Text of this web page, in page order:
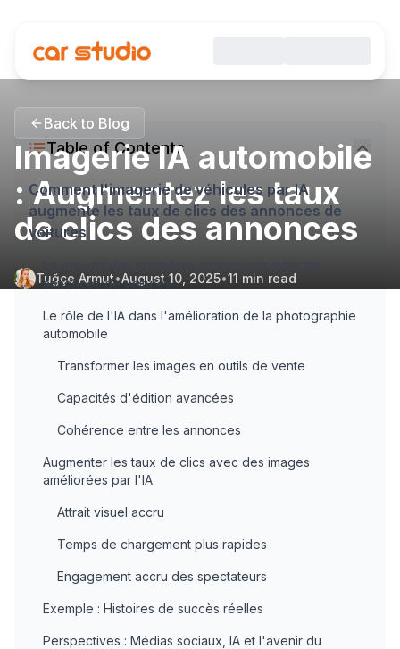
Back to Blog
Imagerie IA automobile
: Augmentez les taux
de clics des annonces
Tuğçe Armut•August 10, 2025•11 min read
Table of Contents
Comment l'imagerie de véhicules par IA
augmente les taux de clics des annonces de
voitures
annonces de voitures
Le rôle de l'IA dans l'amélioration de la photographie
automobile
Transformer les images en outils de vente
Capacités d'édition avancées
Cohérence entre les annonces
Augmenter les taux de clics avec des images
améliorées par l'IA
Attrait visuel accru
Temps de chargement plus rapides
Engagement accru des spectateurs
Exemple : Histoires de succès réelles
Perspectives : Médias sociaux, IA et l'avenir du